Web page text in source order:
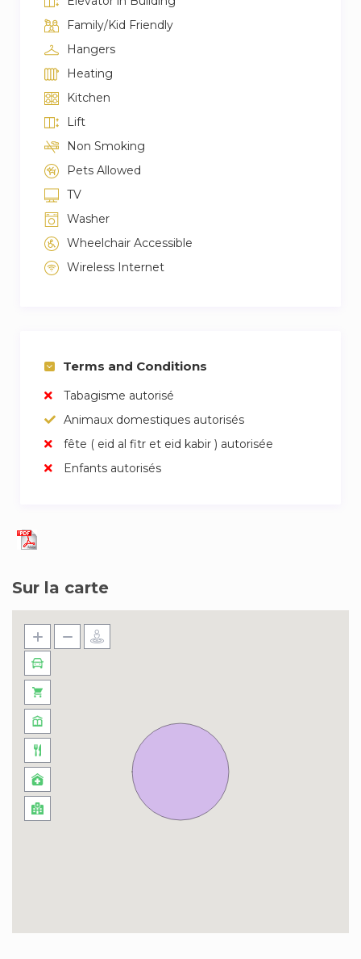
Family/Kid Friendly
Hangers
Heating
Kitchen
Lift
Non Smoking
Pets Allowed
TV
Washer
Wheelchair Accessible
Wireless Internet
Terms and Conditions
Tabagisme autorisé
Animaux domestiques autorisés
fête ( eid al fitr et eid kabir ) autorisée
Enfants autorisés
Sur la carte